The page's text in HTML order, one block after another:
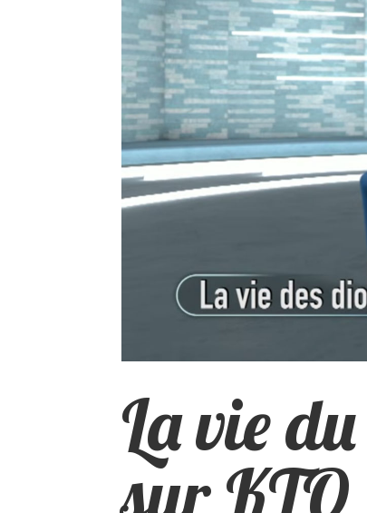
La vie
sur KTO